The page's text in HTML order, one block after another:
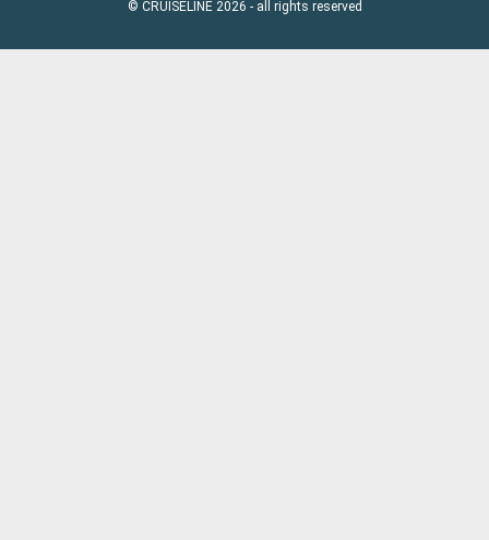
© CRUISELINE 2026 - all rights reserved